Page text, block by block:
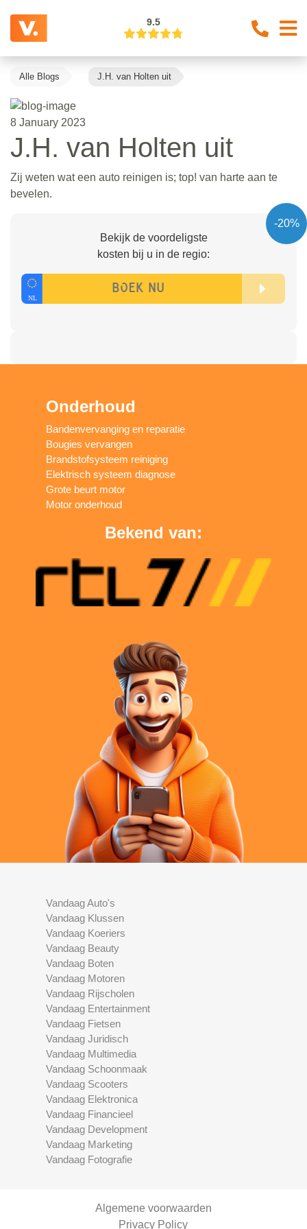
9.5
Alle Blogs J.H. van Holten uit
8 January 2023
J.H. van Holten uit
Zij weten wat een auto reinigen is; top! van harte aan te
bevelen.
-20%
Bekijk de voordeligste
kosten bij u in de regio:
Onderhoud
Bandenvervanging en reparatie
Bougies vervangen
Brandstofsysteem reiniging
Elektrisch systeem diagnose
Grote beurt motor
Motor onderhoud
Bekend van:
Vandaag Auto's
Vandaag Klussen
Vandaag Koeriers
Vandaag Beauty
Vandaag Boten
Vandaag Motoren
Vandaag Rijscholen
Vandaag Entertainment
Vandaag Fietsen
Vandaag Juridisch
Vandaag Multimedia
Vandaag Schoonmaak
Vandaag Scooters
Vandaag Elektronica
Vandaag Financieel
Vandaag Development
Vandaag Marketing
Vandaag Fotografie
Algemene voorwaarden
Privacy Policy